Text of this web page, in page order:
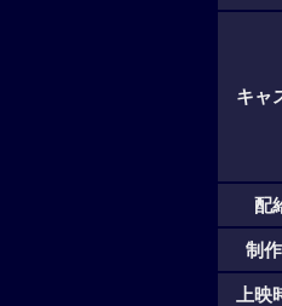
キャ
配
制
上映